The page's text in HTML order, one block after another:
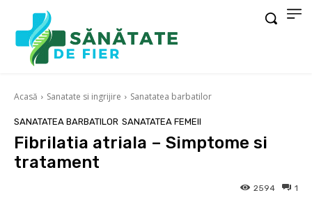
Acasă Sanatate si ingrijire Sanatatea barbatilor
SANATATEA BARBATILOR SANATATEA FEMEII
Fibrilatia atriala – Simptome si
tratament
1
2594